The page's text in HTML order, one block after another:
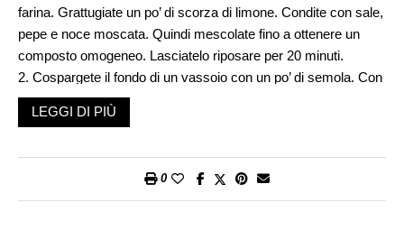
farina. Grattugiate un po’ di scorza di limone. Condite con sale,
pepe e noce moscata. Quindi mescolate fino a ottenere un
composto omogeneo. Lasciatelo riposare per 20 minuti.
2. Cospargete il fondo di un vassoio con un po’ di semola. Con
la massa di ricotta formate delle quenelle di circa 25 g
ciascuna, aiutandovi con due cucchiai, poi passatele nella
LEGGI DI PIÙ
0